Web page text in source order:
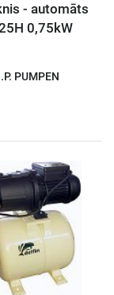
- automāts
0,75kW
PUMPEN